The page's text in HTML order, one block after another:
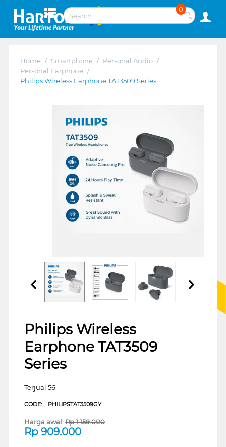
0
Home / Smartphone / Personal Audio /
Personal Earphone /
Philips Wireless Earphone TAT3509 Series
Philips Wireless
Earphone TAT3509
Series
Terjual 56
CODE: PHILIPSTAT3509GY
Harga awal:Rp1.159.000
Rp 909.000